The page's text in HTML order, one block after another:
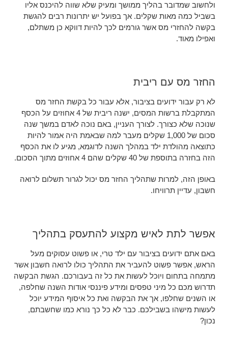
ולחשוב שמדובר בהליך ממושך ומעיק שלא שווה להיכנס אליו
בשביל כמה מאות שקלים. אך בפועל יש יתרונות רבים להגשת
בקשה להחזרי מס אשר גורמים לכך להיות דווקא כן משתלם,
ואפילו מאוד.
החזר מס עם ריבית
לא רק עבור ידועים בציבור, אלא עבור כל בקשת החזר מס
המתקבלת ברשות המסים, ישנה ריבית של 4 אחוזים על הכסף
שנוכה שלא כצורך. לצורך העניין, באם נוכה לאדם במשך שנה
סכום של 1,000 שקלים מעבר למה שבאמת היה אמור להיות
כתוצאה מהולדת ילד במהלך השנה לדוגמא, מגיע לו את הכסף
הזה בחזרה בתוספת של 40 שקלים שהם 4 אחוזים מתוך הסכום.
באופן הזה, למרות שתהליך החזר מס יכול לגרור תשלום לרואה
חשבון, עדיין תרוויחו.
אפשר לתת לאיש מקצוע להתעסק בתהליך
באם אתם ידועים בציבור עם ילד טרי, או פשוט עסוקים מעל
הראש, אפשר פשוט להעביר את התהליך כולו לרואה חשבון אשר
מתמחה בתחום ויוכל לעשות את כל זה בעבורכם. הגשת הבקשה
תדרוש מכם כל מיני טפסים ומידע פיננסי אודות השנה שחלפה,
או השנים שחלפו, אך את הבקשה ואת כל איסוף המידע יוכל
לעשות מישהו בשבילכם. כבר לא כל כך נורא כמו שחשבתם,
נכון?